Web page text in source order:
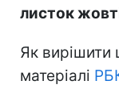
листок
Як вирішити
матеріалі